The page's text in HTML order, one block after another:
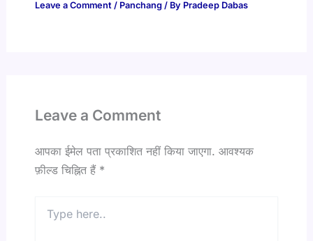
Leave a Comment / Panchang/ By Pradeep Dabas
Leave a Comment
आपका ईमेल पता प्रकाशित नहीं किया जाएगा. आवश्यक
फ़ील्ड चिह्नित हैं *
here..